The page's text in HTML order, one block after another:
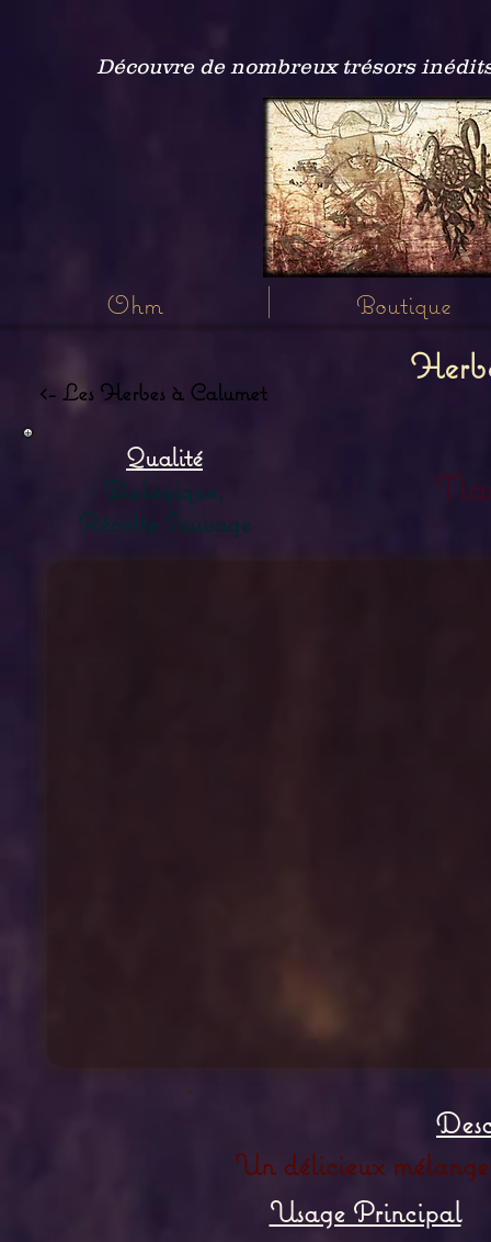
Découvre de nombreux trésors
Ohm Boutique
<- Les Herbes à Calumet
Qualité
Biologique,
Récolte Sauvage
Un délicieux
Usage Principal